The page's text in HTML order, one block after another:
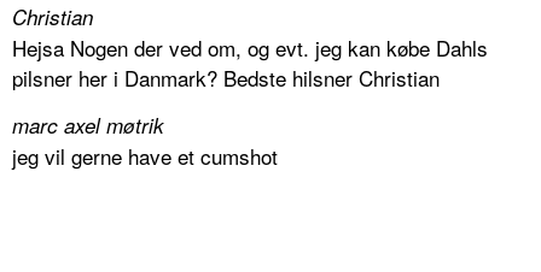
Christian
Hejsa Nogen der ved om, og evt. jeg kan købe Dahls
pilsner her i Danmark? Bedste hilsner Christian
marc axel møtrik
jeg vil gerne have et cumshot